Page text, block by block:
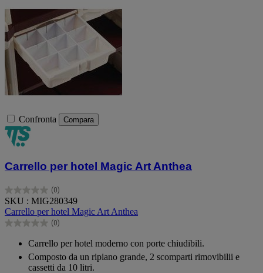
Confronta Compara
Carrello per hotel Magic Art Anthea
(0)
0.0
su
5
stelle.
SKU : MIG280349
Carrello per hotel Magic Art Anthea
(0)
0.0
stelle.
Carrello per hotel moderno con porte chiudibili.
Composto da un ripiano grande, 2 scomparti rimovibilii e
cassetti da 10 litri.